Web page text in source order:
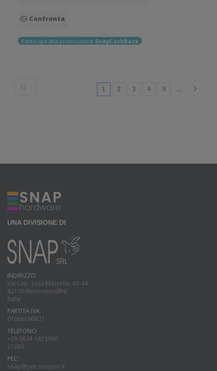
Confronta
Partecipa alla promozione SnapCashBack
1 (current)
2 3 4 5 ...
UNA DIVISIONE DI
INDIRIZZO:
Via Cap. Luca Mazzella, 40-44
82100 Benevento(BN)
Italia
PARTITA IVA:
01066160621
TELEFONO:
+39 0824 1815960
21080
PEC:
snap@pec.snapsrl.it